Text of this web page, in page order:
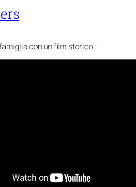
con un film storico;